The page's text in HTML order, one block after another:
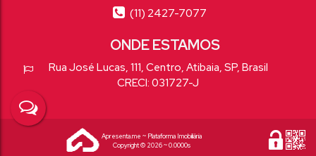
(11) 2427-7077
Rua José Lucas, 111, Centro, Atibaia, SP, Brasil
CRECI: 031727-J
Apresenta.me ~ Plataforma Imobiliária
Copyright © 2026 ~ 0.0000s